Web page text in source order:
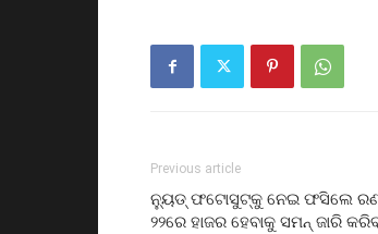
Previous article
ନ୍ୟୁଡ୍ ଫଟୋସୁଟ୍‌କୁ ନେଇ ଫସିଲେ
୨୨ରେ ହାଜର ହେବାକୁ ସମନ୍ ଜାରି